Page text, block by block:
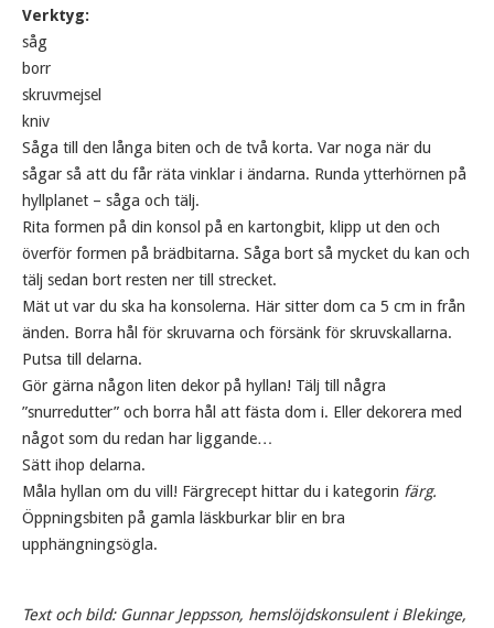
Verktyg:
såg
borr
skruvmejsel
kniv
Såga till den långa biten och de två korta. Var noga när du
sågar så att du får räta vinklar i ändarna. Runda ytterhörnen på
hyllplanet – såga och tälj.
Rita formen på din konsol på en kartongbit, klipp ut den och
överför formen på brädbitarna. Såga bort så mycket du kan och
tälj sedan bort resten ner till strecket.
Mät ut var du ska ha konsolerna. Här sitter dom ca 5 cm in från
änden. Borra hål för skruvarna och försänk för skruvskallarna.
Putsa till delarna.
Gör gärna någon liten dekor på hyllan! Tälj till några
”snurredutter” och borra hål att fästa dom i. Eller dekorera med
något som du redan har liggande…
Sätt ihop delarna.
Måla hyllan om du vill! Färgrecept hittar du i kategorin färg.
Öppningsbiten på gamla läskburkar blir en bra
upphängningsögla.
Text och bild: Gunnar Jeppsson, hemslöjdskonsulent i Blekinge,